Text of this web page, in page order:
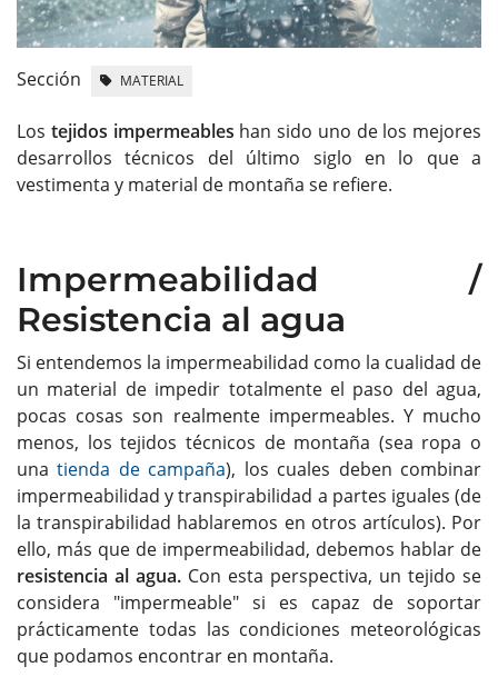
Sección MATERIAL
Los tejidos impermeables han sido uno de los mejores
desarrollos técnicos del último siglo en lo que a
vestimenta y material de montaña se refiere.
Impermeabilidad /
Resistencia al agua
Si entendemos la impermeabilidad como la cualidad de
un material de impedir totalmente el paso del agua,
pocas cosas son realmente impermeables. Y mucho
menos, los tejidos técnicos de montaña (sea ropa o
unatienda de campaña), los cuales deben combinar
impermeabilidad y transpirabilidad a partes iguales (de
la transpirabilidad hablaremos en otros artículos). Por
ello, más que de impermeabilidad, debemos hablar de
resistencia al agua. Con esta perspectiva, un tejido se
considera "impermeable" si es capaz de soportar
prácticamente todas las condiciones meteorológicas
que podamos encontrar en montaña.